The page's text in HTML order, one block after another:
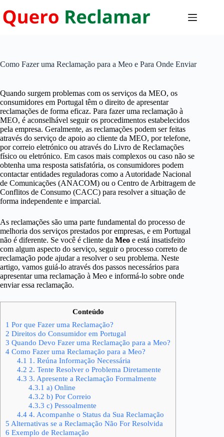
para
o
Como Fazer uma Reclamação para a Meo e Para Onde Enviar
Quando surgem problemas com os serviços da MEO, os
consumidores em Portugal têm o direito de apresentar
reclamações de forma eficaz. Para fazer uma reclamação à
MEO, é aconselhável seguir os procedimentos estabelecidos
pela empresa. Geralmente, as reclamações podem ser feitas
através do serviço de apoio ao cliente da MEO, por telefone,
por correio eletrónico ou através do Livro de Reclamações
físico ou eletrónico. Em casos mais complexos ou caso não se
obtenha uma resposta satisfatória, os consumidores podem
contactar entidades reguladoras como a Autoridade Nacional
de Comunicações (ANACOM) ou o Centro de Arbitragem de
Conflitos de Consumo (CACC) para resolver a situação de
forma independente e imparcial.
As reclamações são uma parte fundamental do processo de
melhoria dos serviços prestados por empresas, e em Portugal
não é diferente. Se você é cliente da Meo e está insatisfeito
com algum aspecto do serviço, seguir o processo correto de
reclamação pode ajudar a resolver o seu problema. Neste
artigo, vamos guiá-lo através dos passos necessários para
apresentar uma reclamação à Meo e informá-lo sobre onde
enviar essa reclamação.
Conteúdo
1 Por que Fazer uma Reclamação?
2 Direitos do Consumidor em Portugal
3 Quando Devo Fazer uma Reclamação para a Meo?
4 Como Fazer uma Reclamação para a Meo?
4.1 1. Reúna Informação Necessária
4.2 2. Tente Resolver o Problema Diretamente
4.3 3. Apresente a Reclamação Formalmente
4.3.1 a) Online
4.3.2 b) Por Correio
4.3.3 c) Pessoalmente
4.44. Acompanhe o Status da Sua Reclamação
5 Alternativas se a Reclamação Não For Resolvida
6 Exemplo de Reclamação